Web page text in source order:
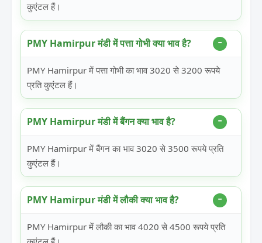
कुएंटल हैं।
PMY Hamirpur मंडी में पत्ता गोभी क्या भाव है?
PMY Hamirpur में पत्ता गोभी का भाव 3020 से 3200 रूपये
प्रति कुएंटल हैं।
PMY Hamirpur मंडी में बैंगन क्या भाव है?
PMY Hamirpur में बैंगन का भाव 3020 से 3500 रूपये प्रति
कुएंटल हैं।
PMY Hamirpur मंडी में लौकी क्या भाव है?
PMY Hamirpur में लौकी का भाव 4020 से 4500 रूपये प्रति